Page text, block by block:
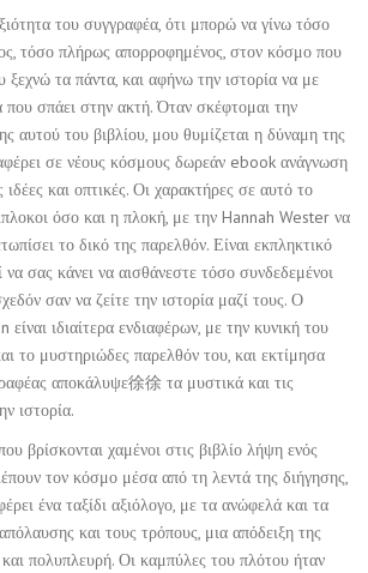
του συγγραφέα, ότι μπορώ να γίνω τόσο
τόσο πλήρως απορροφημένος, στον κόσμο που
ξεχνώ τα πάντα, και αφήνω την ιστορία να με
που σπάει στην ακτή. Όταν σκέφτομαι την
αυτού του βιβλίου, μου θυμίζεται η δύναμη της
σε νέους κόσμους δωρεάν ebook ανάγνωση
ιδέες και οπτικές. Οι χαρακτήρες σε αυτό το
όσο και η πλοκή, με την Hannah Wester να
το δικό της παρελθόν. Είναι εκπληκτικό
να σας κάνει να αισθάνεστε τόσο συνδεδεμένοι
σαν να ζείτε την ιστορία μαζί τους. Ο
ιδιαίτερα ενδιαφέρων, με την κυνική του
το μυστηριώδες παρελθόν του, και εκτίμησα
αποκάλυψε徐徐 τα μυστικά και τις
ιστορία.
βρίσκονται χαμένοι στις βιβλίο λήψη ενός
τον κόσμο μέσα από τη λεντά της διήγησης,
ένα ταξίδι αξιόλογο, με τα ανώφελά και τα
και τους τρόπους, μια απόδειξη της
και πολυπλευρή. Οι καμπύλες του πλότου ήταν